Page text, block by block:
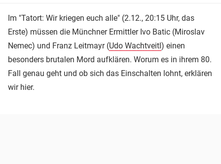
Im "Tatort: Wir kriegen euch alle" (2.12., 20:15 Uhr, das
Erste) müssen die Münchner Ermittler Ivo Batic (Miroslav
Nemec) und Franz Leitmayr (Udo Wachtveitl) einen
besonders brutalen Mord aufklären. Worum es in ihrem 80.
Fall genau geht und ob sich das Einschalten lohnt, erklären
wir hier.